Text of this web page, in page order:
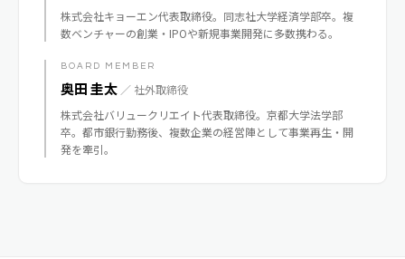
株式会社キョーエン代表取締役。同志社大学経済学部卒。複
数ベンチャーの創業・IPOや新規事業開発に多数携わる。
BOARD MEMBER
奥田 圭太 ／ 社外取締役
株式会社バリュークリエイト代表取締役。京都大学法学部
卒。都市銀行勤務後、複数企業の経営陣として事業再生・開
発を牽引。